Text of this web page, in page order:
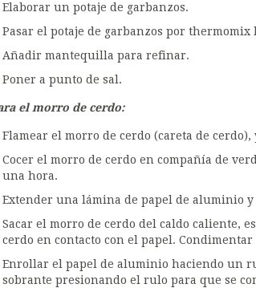
Elaborar un potaje de garbanzos.
Pasar el potaje de garbanzos por
Añadir mantequilla para refinar.
Poner a punto de sal.
el morro de cerdo:
Flamear el morro de cerdo (careta de
Cocer el morro de cerdo en compañía de
una hora.
Extender una lámina de papel de aluminio y
Sacar el morro de cerdo del caldo caliente,
cerdo en contacto con el papel.
Enrollar el papel de aluminio haciendo un
sobrante presionando el rulo para que se